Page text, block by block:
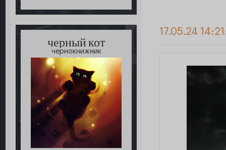
черный кот
чернокнижник
17.05.24